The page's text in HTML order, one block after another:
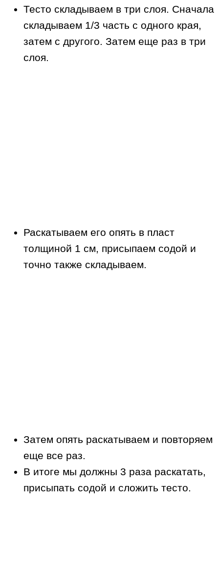
Тесто складываем в три слоя. Сначала
складываем 1/3 часть с одного края,
затем с другого. Затем еще раз в три
слоя.
Раскатываем его опять в пласт
толщиной 1 см, присыпаем содой и
точно также складываем.
Затем опять раскатываем и повторяем
еще все раз.
В итоге мы должны 3 раза раскатать,
присыпать содой и сложить тесто.